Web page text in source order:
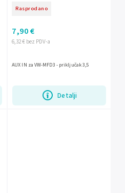
Rasprodano
6,32 € bez PDV-a
7,90 €
Detalji
AUX IN za VW-MFD3 - priključak 3,5